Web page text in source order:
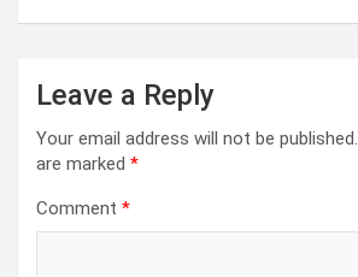
Leave a Reply
Your email address will not be published.
are marked *
Comment *